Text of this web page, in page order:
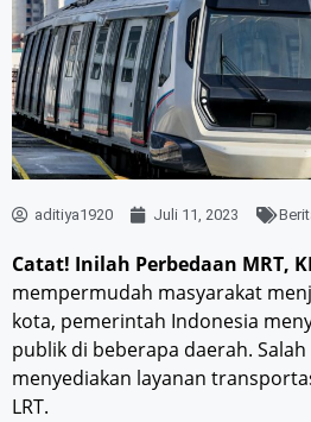
aditiya1920 Juli 11, 2023
Catat! Inilah Perbedaan MRT,
mempermudah masyarakat
kota, pemerintah Indonesia
publik di beberapa daerah.
menyediakan layanan
LRT.